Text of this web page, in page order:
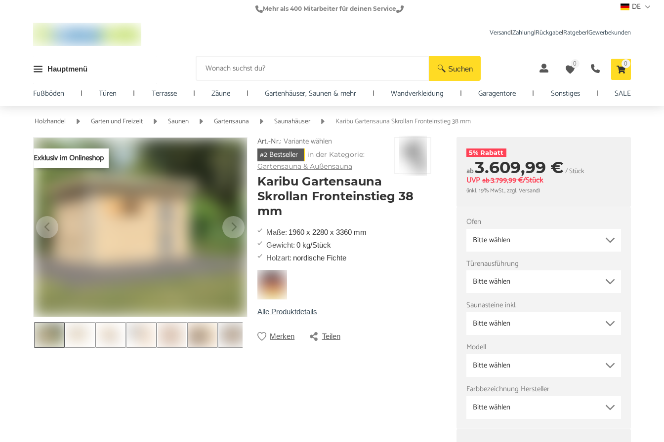
Mehr als 400 Mitarbeiter für deinen Service DE
Suchen
Versand|Zahlung|Rückgabe|Ratgeber|Gewerbekunden
Hauptmenü
0 0
Fußböden | Türen | Terrasse | Zäune | Gartenhäuser, Saunen & mehr | Wandverkleidung | Garagentore | Sonstiges | SALE
Holzhandel Garten und Freizeit Saunen Gartensauna Saunahäuser Karibu Gartensauna Skrollan Fronteinstieg 38 mm
Exklusiv im Onlineshop
Art.-Nr.: Variante wählen
#2 Bestseller
in der Kategorie:
Gartensauna & Außensauna
Karibu Gartensauna
Skrollan Fronteinstieg 38
mm
Maße: 1960 x 2280 x 3360 mm
Gewicht: 0 kg/Stück
Holzart: nordische Fichte
Alle Produktdetails
Merken Teilen
5% Rabatt
ab3.609,99 €/ Stück
UVP ab3.799,99 €/Stück
(inkl. 19% MwSt., zzgl. Versand)
Ofen
Bitte wählen
Türenausführung
Bitte wählen
Saunasteine inkl.
Bitte wählen
Modell
Bitte wählen
Farbbezeichnung Hersteller
Bitte wählen